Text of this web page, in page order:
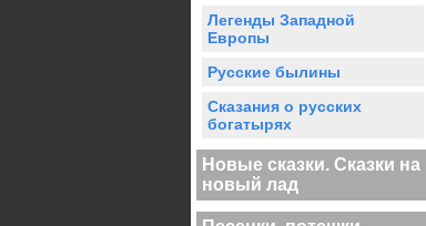
Легенды Западной
Европы
Русские былины
Сказания о русских
богатырях
Новые сказки. Сказки на
новый лад